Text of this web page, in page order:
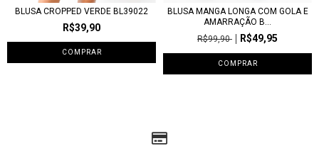
BLUSA CROPPED VERDE BL39022
R$39,90
COMPRAR
BLUSA MANGA LONGA COM GOLA E
AMARRAÇÃO B...
R$99,90
R$49,95
COMPRAR